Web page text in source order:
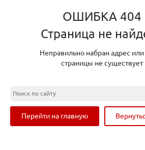
ОШИБКА 404
Страница не
Неправильно набран адрес или
страницы не существует
Перейти на главную